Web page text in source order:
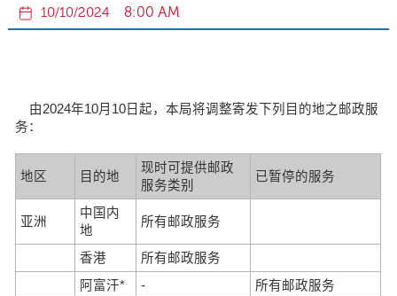
10/10/2024 8:00 AM
由2024年10月10日起，本局将调整寄发下列目的地之邮政服
务：
地区 目的地
现时可提供邮政
服务类别
已暂停的服务
亚洲
中国内
地
所有邮政服务
香港
所有邮政服务
阿富汗*
-
所有邮政服务